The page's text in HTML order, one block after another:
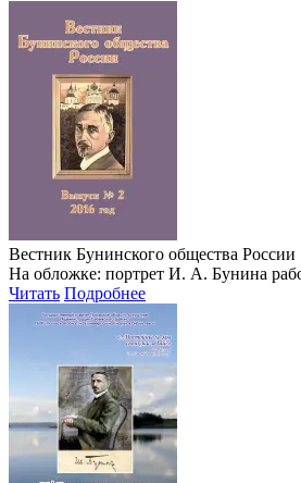
Вестник Бунинского общества России
На обложке: портрет И. А. Бунина
Читать Подробнее